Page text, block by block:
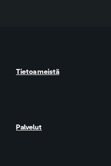
Tietoa meistä
Palvelut